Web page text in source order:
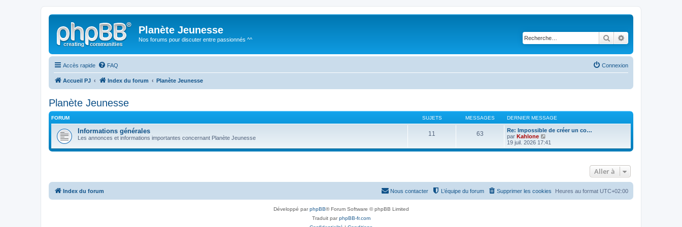
Planète Jeunesse
Nos forums pour discuter entre passionnés ^^ Rechercher
Accès rapide FAQ Connexion
Accueil PJ Index du forum Planète Jeunesse
Planète Jeunesse
FORUM SUJETS MESSAGES DERNIER MESSAGE
Informations générales
Les annonces et informations importantes concernant Planète Jeunesse
11 63
Re: Impossible de créer un co…
par Kahlone
o
i
n
19 juil. 2026 17:41
Aller à
Index du forum Heures au format UTC+02:00
Supprimer les cookies
L’équipe du forum
Nous contacter
Développé parphpBB® Forum Software © phpBB Limited
Traduit parphpBB-fr.com